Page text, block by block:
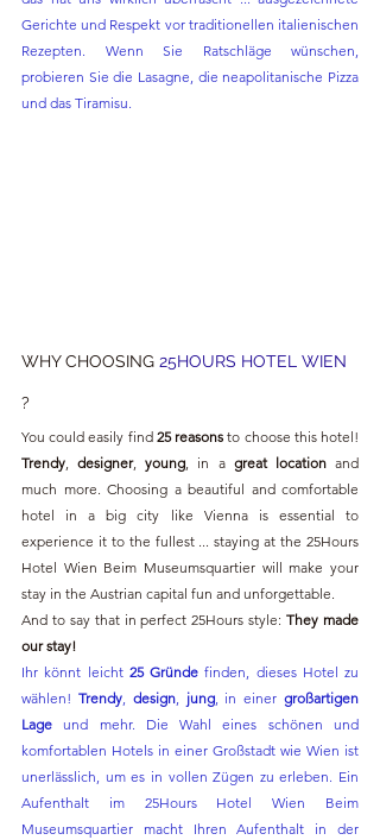
Gerichte und Respekt vor traditionellen italienischen
Rezepten. Wenn Sie Ratschläge wünschen,
probieren Sie die Lasagne, die neapolitanische Pizza
und das Tiramisu.
WHY CHOOSING 25HOURS HOTEL WIEN
?
You could easily find 25 reasons
Trendy, designer, young, in a great location and
much more. Choosing a beautiful and comfortable
hotel in a big city like Vienna is essential to
experience it to the fullest ... staying at the 25Hours
Hotel Wien Beim Museumsquartier will make your
stay in the Austrian capital fun and unforgettable.
And to say that in perfect 25Hours style: They made
our stay!
Ihr könnt leicht 25 Gründe finden, dieses Hotel zu
wählen! Trendy, design, jung, in einer großartigen
Lage und mehr. Die Wahl eines schönen und
komfortablen Hotels in einer Großstadt wie Wien ist
unerlässlich, um es in vollen Zügen zu erleben. Ein
Aufenthalt im 25Hours Hotel Wien Beim
Museumsquartier macht Ihren Aufenthalt in der